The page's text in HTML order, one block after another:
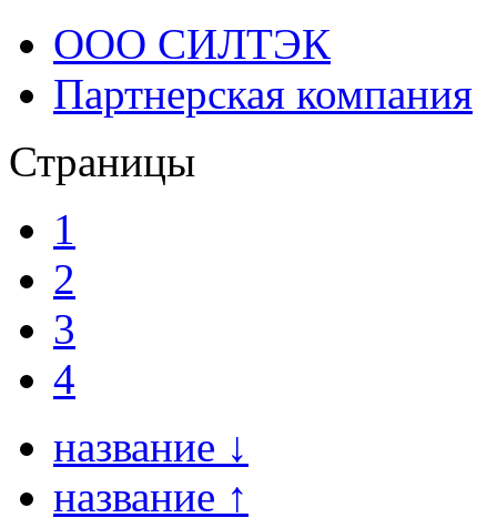
ООО СИЛТЭК
Партнерская компания
Страницы
1
2
3
4
название ↓
название ↑